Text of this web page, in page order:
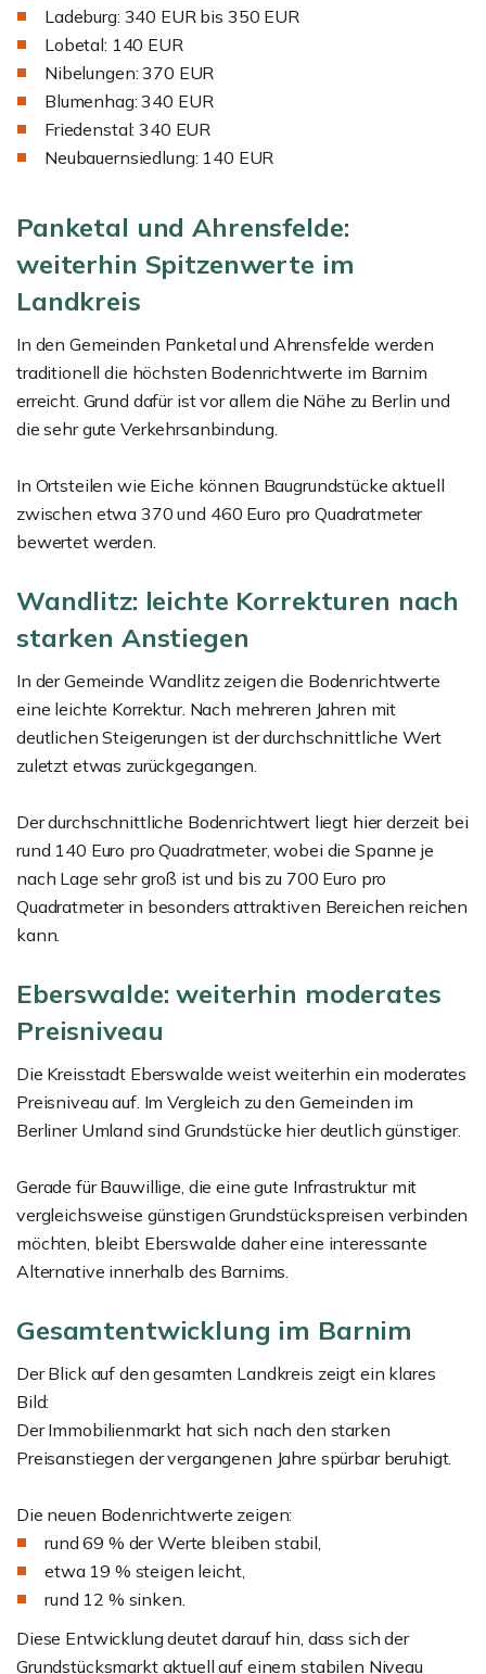
Ladeburg: 340 EUR bis 350 EUR
Lobetal: 140 EUR
Nibelungen: 370 EUR
Blumenhag: 340 EUR
Friedenstal: 340 EUR
Neubauernsiedlung: 140 EUR
Panketal und Ahrensfelde:
weiterhin Spitzenwerte im
Landkreis
In den Gemeinden Panketal und Ahrensfelde werden
traditionell die höchsten Bodenrichtwerte im Barnim
erreicht. Grund dafür ist vor allem die Nähe zu Berlin und
die sehr gute Verkehrsanbindung.
In Ortsteilen wie Eiche können Baugrundstücke aktuell
zwischen etwa 370 und 460 Euro pro Quadratmeter
bewertet werden.
Wandlitz: leichte Korrekturen nach
starken Anstiegen
In der Gemeinde Wandlitz zeigen die Bodenrichtwerte
eine leichte Korrektur. Nach mehreren Jahren mit
deutlichen Steigerungen ist der durchschnittliche Wert
zuletzt etwas zurückgegangen.
Der durchschnittliche Bodenrichtwert liegt hier derzeit bei
rund 140 Euro pro Quadratmeter, wobei die Spanne je
nach Lage sehr groß ist und bis zu 700 Euro pro
Quadratmeter in besonders attraktiven Bereichen reichen
kann.
Eberswalde: weiterhin moderates
Preisniveau
Die Kreisstadt Eberswalde weist weiterhin ein moderates
Preisniveau auf. Im Vergleich zu den Gemeinden im
Berliner Umland sind Grundstücke hier deutlich günstiger.
Gerade für Bauwillige, die eine gute Infrastruktur mit
vergleichsweise günstigen Grundstückspreisen verbinden
möchten, bleibt Eberswalde daher eine interessante
Alternative innerhalb des Barnims.
Gesamtentwicklung im Barnim
Der Blick auf den gesamten Landkreis zeigt ein klares
Bild:
Der Immobilienmarkt hat sich nach den starken
Preisanstiegen der vergangenen Jahre spürbar beruhigt.
Die neuen Bodenrichtwerte zeigen:
rund 69 % der Werte bleiben stabil,
etwa 19 % steigen leicht,
rund 12 % sinken.
Diese Entwicklung deutet darauf hin, dass sich der
Grundstücksmarkt aktuell auf einem stabilen Niveau